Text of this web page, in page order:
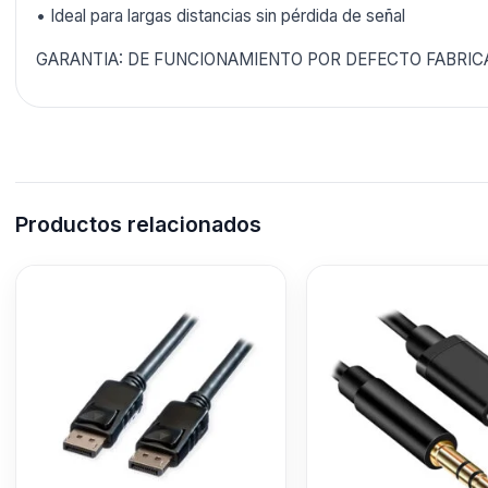
• Ideal para largas distancias sin pérdida de señal
GARANTIA: DE FUNCIONAMIENTO POR DEFECTO
Productos relacionados